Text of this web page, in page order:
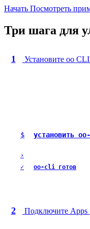
Начать Посмотреть
Три шага для
1 Установите oo CLI
$ установить
›
✓
oo-cli готов
2 Подключите Apps